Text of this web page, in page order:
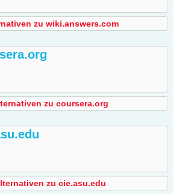
zu wiki.answers.com
zu coursera.org
zu cie.asu.edu